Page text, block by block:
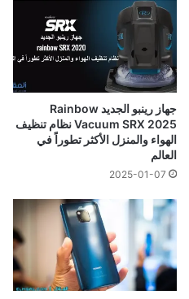
جهاز رينبو الجديد Rainbow
Vacuum SRX 2025 نظام تنظيف
الهواء والمنزل الأكثر تطوراً في
العالم
2025-01-07